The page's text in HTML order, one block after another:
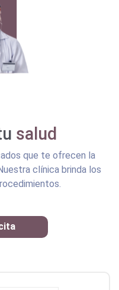
salud
que te ofrecen la
clínica brinda los